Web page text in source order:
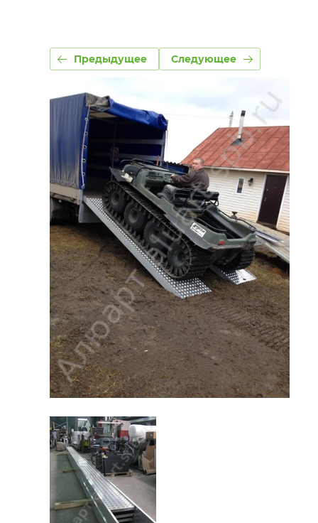
Предыдущее Следующее